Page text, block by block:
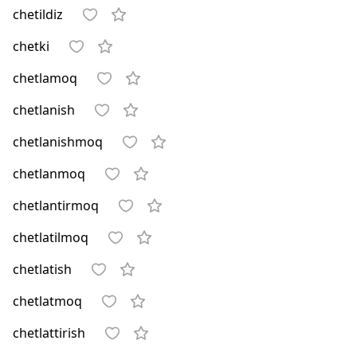
chetildiz
chetki
chetlamoq
chetlanish
chetlanishmoq
chetlanmoq
chetlantirmoq
chetlatilmoq
chetlatish
chetlatmoq
chetlattirish